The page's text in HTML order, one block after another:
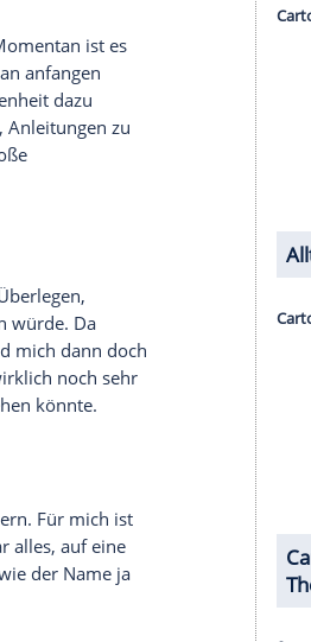
korrigieren würden?
willst du ja, dass immer alles
tief durch, wenn etwas nicht
das. Ich habe akzeptiert mit
gefällt, ist das schön. Ich
Das geht alles sehr
kommen, die ich sehr
oder Isaac Stern etwas
berührt. Das sind ja